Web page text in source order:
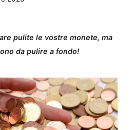
pulite le vostre monete, ma
da pulire a fondo!